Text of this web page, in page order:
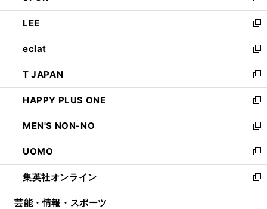
開
く
ウ
で
開
く
ン
ド
ウ
で
開
く
ウ
ィ
ン
ド
ウ
で
開
く
し
い
ウ
ィ
ン
ド
ウ
で
開
く
LEE
新
し
い
ウ
ィ
ン
ド
ウ
で
開
く
eclat
新
し
い
ウ
ィ
ン
ド
ウ
で
開
く
T JAPAN
新
し
い
ウ
ィ
ン
ド
ウ
で
開
HAPPY PLUS ONE
新
し
い
ウ
ィ
ン
ド
ウ
MEN'S NON-NO
新
し
い
ウ
ィ
ン
UOMO
新
し
い
ウ
集英社オンライン
新
し
芸能・情報・スポーツ